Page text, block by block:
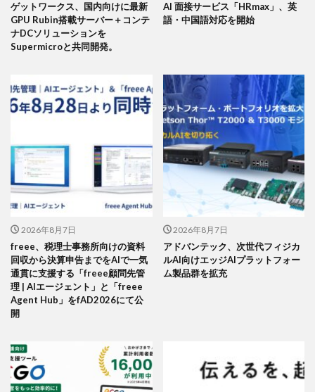
ゲットワークス、国内向けに最新
GPU Rubin搭載サーバー＋コンテ
ナDCソリューションを
Supermicroと共同開発。
AI 面接サービス「HRmax」、英
語・中国語対応を開始
2026年8月7日
freee、税理士事務所向けの資料
回収から決算申告までをAIで一気
通貫に支援する「freee顧問先管
理 | AIエージェント」と「freee
Agent Hub」をfAD2026にて公
開
2026年8月7日
アドバンテック、次世代フィジカ
ルAI向けエッジAIプラットフォー
ム製品群を拡充